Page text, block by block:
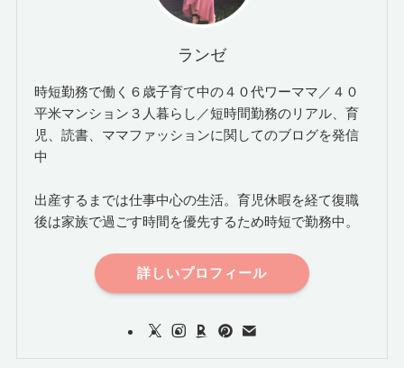
ランゼ
時短勤務で働く６歳子育て中の４０代ワーママ／４０
平米マンション３人暮らし／短時間勤務のリアル、育
児、読書、ママファッションに関してのブログを発信
中
出産するまでは仕事中心の生活。育児休暇を経て復職
後は家族で過ごす時間を優先するため時短で勤務中。
詳しいプロフィール